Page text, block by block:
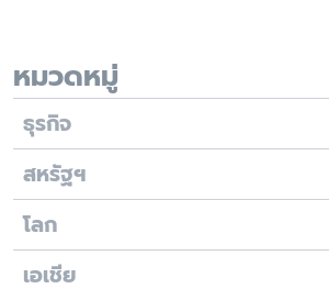
หมวดหมู่
ธุรกิจ
สหรัฐฯ
โลก
เอเชีย